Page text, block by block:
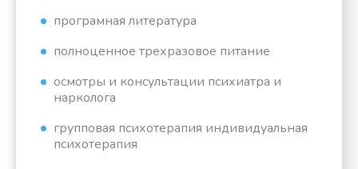
програмная литература
полноценное трехразовое питание
осмотры и консультации психиатра и
нарколога
групповая психотерапия индивидуальная
психотерапия